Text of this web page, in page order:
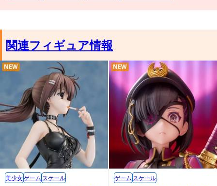
関連フィギュア情報
NEW
美少女ゲーム スケール
NEW
ゲーム スケール